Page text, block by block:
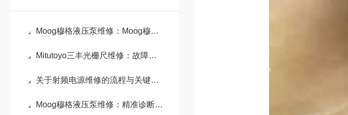
Moog穆格液压泵维修：Moog穆格液压泵高性能与精密控制的代表
Mitutoyo三丰光栅尺维修：故障排查与维护实践
关于射频电源维修的流程与关键步骤介绍
Moog穆格液压泵维修：精准诊断与专业修复的艺术